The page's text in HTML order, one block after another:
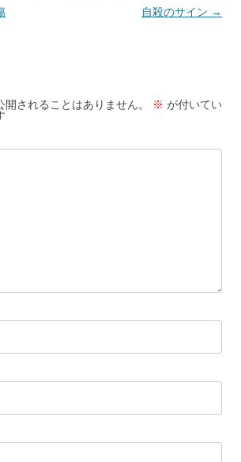
自殺のサイン →
されることはありません。 ※ が付いてい